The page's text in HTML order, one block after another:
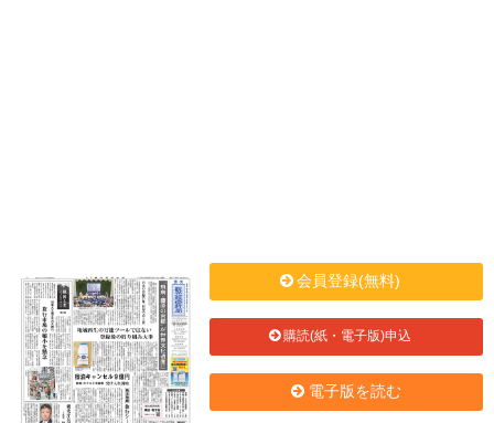
会員登録(無料)
購読(紙・電子版)申込
電子版を読む